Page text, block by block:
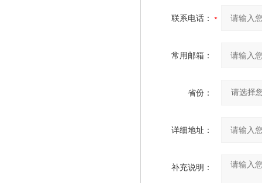
联系电话：
常用邮箱：
省份：
详细地址：
补充说明：